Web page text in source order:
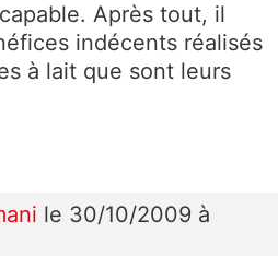
Après tout, il
indécents réalisés
à lait que sont leurs
le 30/10/2009 à